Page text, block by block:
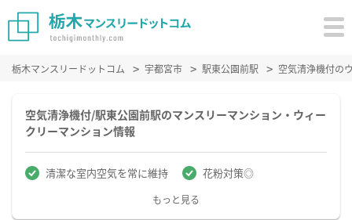
栃木マンスリードットコム 宇都宮市 駅東公園前駅 空気清浄機付の
空気清浄機付/駅東公園前駅のマンスリーマンション・ウィー
クリーマンション情報
清潔な室内空気を常に維持 花粉対策◎
もっと見る